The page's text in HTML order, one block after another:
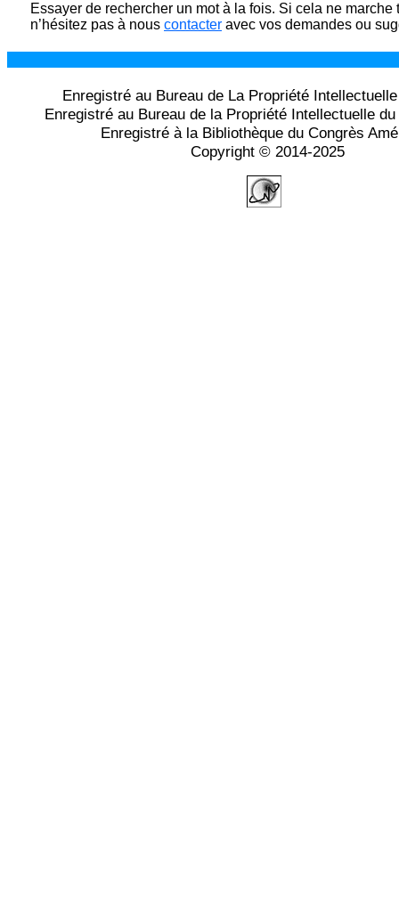
Essayer de rechercher un mot à la fois. Si cela ne marche
n’hésitez pas à nous contacter avec vos demandes ou
Enregistré au Bureau de La Propriété
Enregistré au Bureau de la Propriété Intellectuelle
Enregistré à la Bibliothèque du Congrès
Copyright © 2014-2025